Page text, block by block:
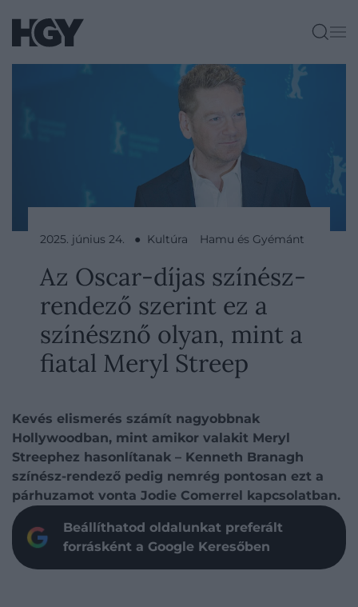
2025. június 24. ● Kultúra Hamu és Gyémánt
Az Oscar-díjas színész-
rendező szerint ez a
színésznő olyan, mint a
fiatal Meryl Streep
Kevés elismerés számít nagyobbnak
Hollywoodban, mint amikor valakit Meryl
Streephez hasonlítanak – Kenneth Branagh
színész-rendező pedig nemrég pontosan ezt a
párhuzamot vonta Jodie Comerrel kapcsolatban.
Beállíthatod oldalunkat preferált
forrásként a Google Keresőben